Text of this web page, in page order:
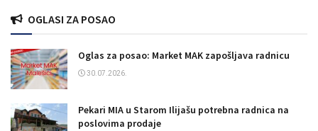
OGLASI ZA POSAO
Oglas za posao: Market MAK zapošljava radnicu
30.07.2026.
Pekari MIA u Starom Ilijašu potrebna radnica na
poslovima prodaje